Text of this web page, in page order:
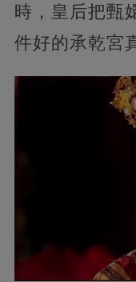
時，皇后把甄
件好的承乾宮